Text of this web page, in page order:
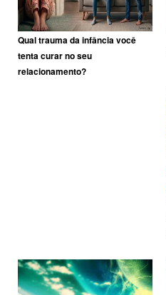
Qual trauma da infância você
tenta curar no seu
relacionamento?